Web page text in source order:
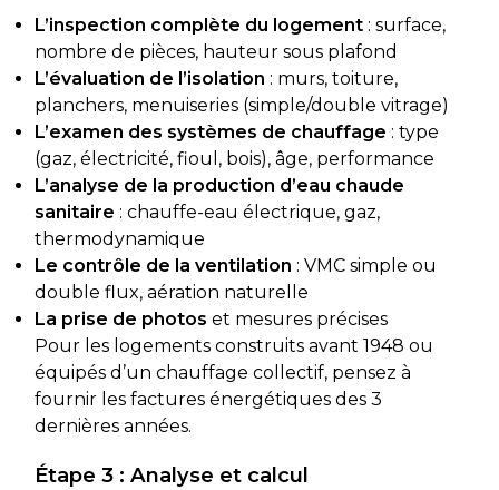
L’inspection complète du logement: surface,
nombre de pièces, hauteur sous plafond
L’évaluation de l’isolation : murs, toiture,
planchers, menuiseries (simple/double vitrage)
L’examen des systèmes de chauffage : type
(gaz, électricité, fioul, bois), âge, performance
L’analyse de la production d’eau chaude
sanitaire : chauffe-eau électrique, gaz,
thermodynamique
Le contrôle de la ventilation : VMC simple ou
double flux, aération naturelle
La prise de photos et mesures précises
Pour les logements construits avant 1948 ou
équipés d’un chauffage collectif, pensez à
fournir les factures énergétiques des 3
dernières années.
Étape 3 : Analyse et calcul